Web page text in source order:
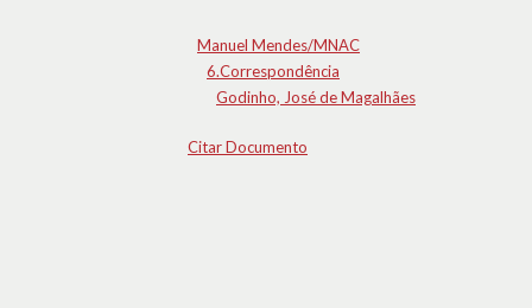
Manuel Mendes/MNAC
6.Correspondência
Godinho, José de Magalhães
Citar Documento